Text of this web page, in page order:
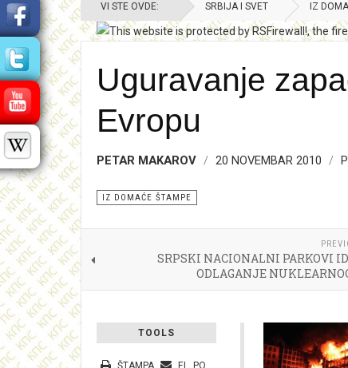
VI STE OVDE: SRBIJA I SVET IZ
Uguravanje
Evropu
PETAR MAKAROV 20 NOVEMBAR 2010
IZ DOMAĆE ŠTAMPE
SRPSKI NACIONALNI PARKOVI
ODLAGANJE
TOOLS